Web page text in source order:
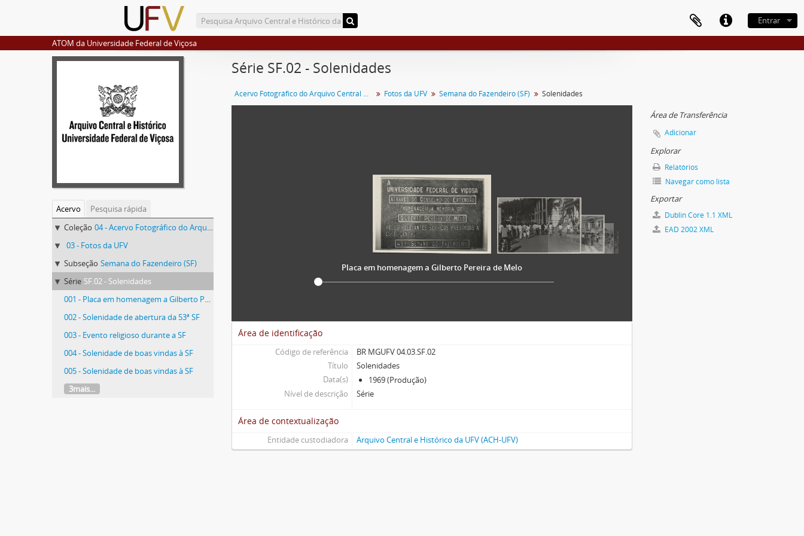
Entrar
ATOM da Universidade Federal de Viçosa
Acervo
Pesquisa rápida
Coleção 04 - Acervo Fotográfico do Arquivo Central Histórico da UFV
03 - Fotos da UFV
Subseção Semana do Fazendeiro (SF)
Série SF.02 - Solenidades
001 - Placa em homenagem a Gilberto Pereira de Melo
002 - Solenidade de abertura da 53ª SF
003 - Evento religioso durante a SF
004 - Solenidade de boas vindas à SF
005 - Solenidade de boas vindas à SF
3mais...
Série SF.02 - Solenidades
Acervo Fotográfico do Arquivo Central Histórico da UFV Fotos da UFV Semana do Fazendeiro (SF) Solenidades
Placa em homenagem a Gilberto Pereira de Melo
Área de identificação
Código de referência
BR MGUFV 04.03.SF.02
Título
Solenidades
Data(s)
1969 (Produção)
Nível de descrição
Série
Área de contextualização
Entidade custodiadora Arquivo Central e Histórico da UFV (ACH-UFV)
Área de Transferência
Adicionar
Explorar
Relatórios
Navegar como lista
Exportar
Dublin Core 1.1 XML
EAD 2002 XML